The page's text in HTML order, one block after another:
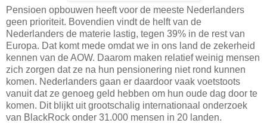
Pensioen opbouwen heeft voor de meeste Nederlanders
geen prioriteit. Bovendien vindt de helft van de
Nederlanders de materie lastig, tegen 39% in de rest van
Europa. Dat komt mede omdat we in ons land de zekerheid
kennen van de AOW. Daarom maken relatief weinig mensen
zich zorgen dat ze na hun pensionering niet rond kunnen
komen. Nederlanders gaan er daardoor vaak voetstoots
vanuit dat ze genoeg geld hebben om hun oude dag door te
komen. Dit blijkt uit grootschalig internationaal onderzoek
van BlackRock onder 31.000 mensen in 20 landen.